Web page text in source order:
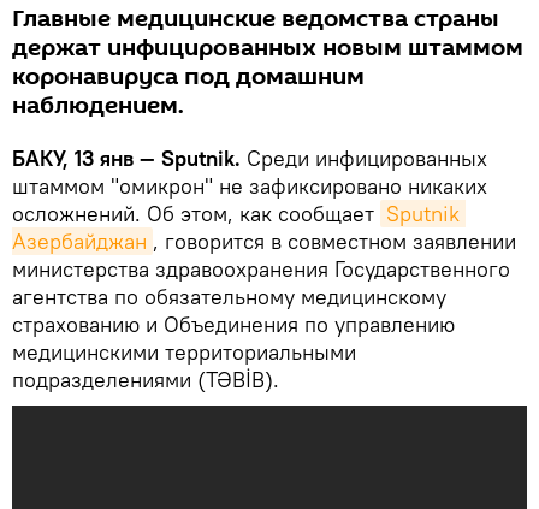
Главные медицинские ведомства страны
держат инфицированных новым штаммом
коронавируса под домашним
наблюдением.
БАКУ, 13 янв — Sputnik. Среди инфицированных
штаммом "омикрон" не зафиксировано никаких
осложнений. Об этом, как сообщает Sputnik
Азербайджан , говорится в совместном заявлении
министерства здравоохранения Государственного
агентства по обязательному медицинскому
страхованию и Объединения по управлению
медицинскими территориальными
подразделениями (TƏBİB).